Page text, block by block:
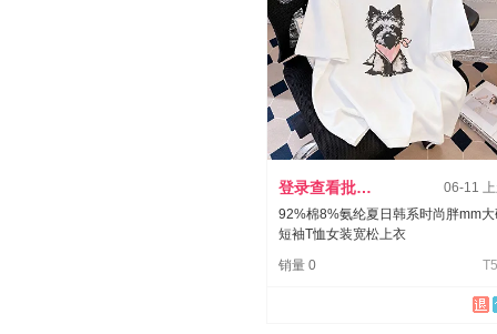
登录查看批发价
06-11
92%棉8%氨纶夏日韩系时尚胖mm
短袖T恤女装宽松上衣
销量 0